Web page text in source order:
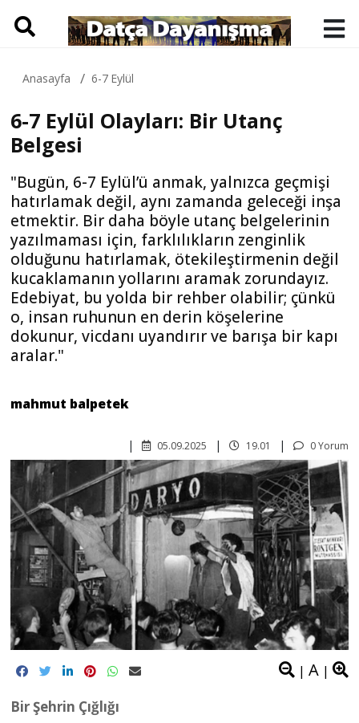
Anasayfa 6-7 Eylül
6-7 Eylül Olayları: Bir Utanç
Belgesi
"Bugün, 6-7 Eylül’ü anmak, yalnızca geçmişi
hatırlamak değil, aynı zamanda geleceği inşa
etmektir. Bir daha böyle utanç belgelerinin
yazılmaması için, farklılıkların zenginlik
olduğunu hatırlamak, ötekileştirmenin değil
kucaklamanın yollarını aramak zorundayız.
Edebiyat, bu yolda bir rehber olabilir; çünkü
o, insan ruhunun en derin köşelerine
dokunur, vicdanı uyandırır ve barışa bir kapı
aralar."
mahmut balpetek
0 Yorum
19.01
05.09.2025
| A |
Bir Şehrin Çığlığı